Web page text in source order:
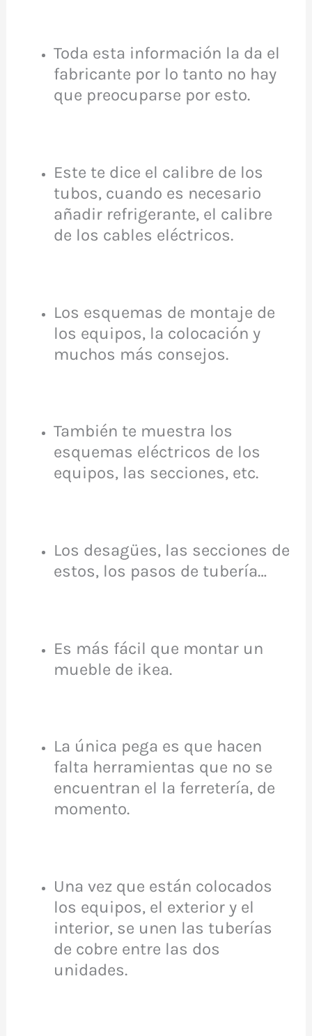
Toda esta información la da el
fabricante por lo tanto no hay
que preocuparse por esto.
Este te dice el calibre de los
tubos, cuando es necesario
añadir refrigerante, el calibre
de los cables eléctricos.
Los esquemas de montaje de
los equipos, la colocación y
muchos más consejos.
También te muestra los
esquemas eléctricos de los
equipos, las secciones, etc.
Los desagües, las secciones de
estos, los pasos de tubería…
Es más fácil que montar un
mueble de ikea.
La única pega es que hacen
falta herramientas que no se
encuentran el la ferretería, de
momento.
Una vez que están colocados
los equipos, el exterior y el
interior, se unen las tuberías
de cobre entre las dos
unidades.